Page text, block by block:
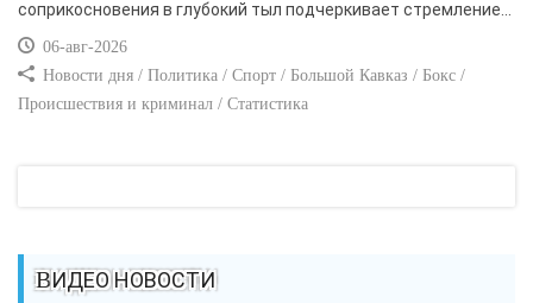
соприкосновения в глубокий тыл подчеркивает стремление...
06-авг-2026
Новости дня / Политика / Спорт / Большой Кавказ / Бокс /
Происшествия и криминал / Статистика
ВИДЕО НОВОСТИ